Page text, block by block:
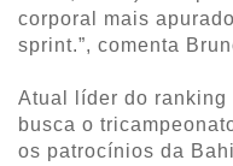
corporal mais
sprint.”, comenta
Atual líder do ranking
busca o
os patrocínios da